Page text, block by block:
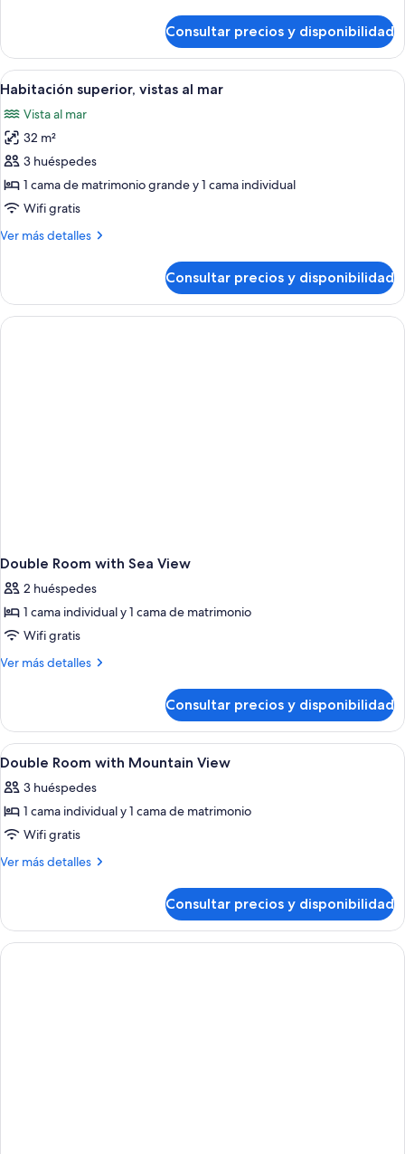
familiar,
habitaciones,
al
mar
Consultar precios y disponibilidad
Abrir
todas
las
fotos
de
Habitación
superior,
al
Habitación de hotel moderna con
10
Habitación superior, vistas al mar
Vista al mar
32 m²
3 huéspedes
1 cama de matrimonio grande y 1 cama individual
Wifi gratis
Ver más detalles
Más
superior,
vistas
al
Consultar precios y disponibilidad
Double Room with Sea View
2 huéspedes
1 cama individual y 1 cama de matrimonio
Wifi gratis
Ver más detalles
Más
Room
with
Sea
Consultar precios y disponibilidad
Abrir
todas
las
fotos
de
Double
Mountain
View
Habitación de hotel con cama,
1
Double Room with Mountain View
3 huéspedes
1 cama individual y 1 cama de matrimonio
Wifi gratis
Ver más detalles
Más
Room
with
Mountain
Consultar precios y disponibilidad